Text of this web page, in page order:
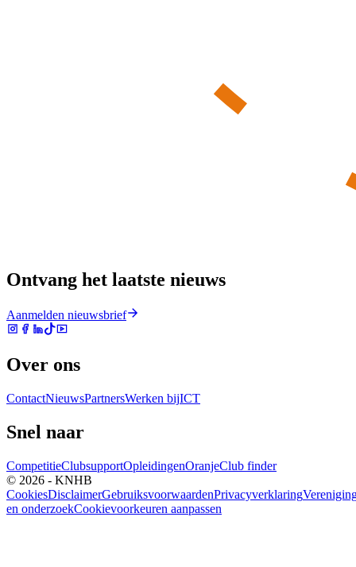
Ontvang het laatste nieuws
Aanmelden nieuwsbrief
Over ons
ContactNieuwsPartnersWerken bijICT
Snel naar
CompetitieClubsupportOpleidingenOranjeClub finder
© 2026 - KNHB
CookiesDisclaimerGebruiksvoorwaardenPrivacyverklaring
en onderzoekCookievoorkeuren aanpassen